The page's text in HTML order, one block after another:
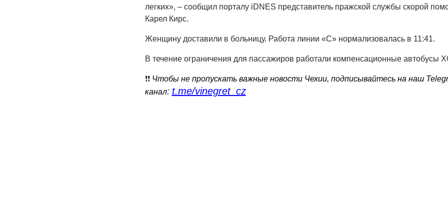
легких», – сообщил порталу iDNES представитель пражской службы скорой
Карел Кирс.
Женщину доставили в больницу. Работа линии «С» нормализовалась в 11:41.
В течение ограничения для пассажиров работали компенсационные автобусы
❗️❗️ Чтобы не пропускать важные новости Чехии, подписывайтесь на наш
канал: t.me/vinegret_cz